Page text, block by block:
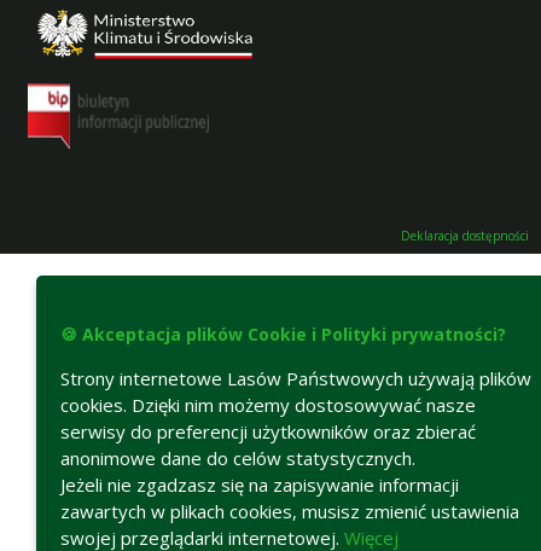
Deklaracja dostępności
🍪 Akceptacja plików Cookie i Polityki prywatności?
Strony internetowe Lasów Państwowych używają plików
cookies. Dzięki nim możemy dostosowywać nasze
serwisy do preferencji użytkowników oraz zbierać
anonimowe dane do celów statystycznych.
Jeżeli nie zgadzasz się na zapisywanie informacji
zawartych w plikach cookies, musisz zmienić ustawienia
swojej przeglądarki internetowej. Więcej